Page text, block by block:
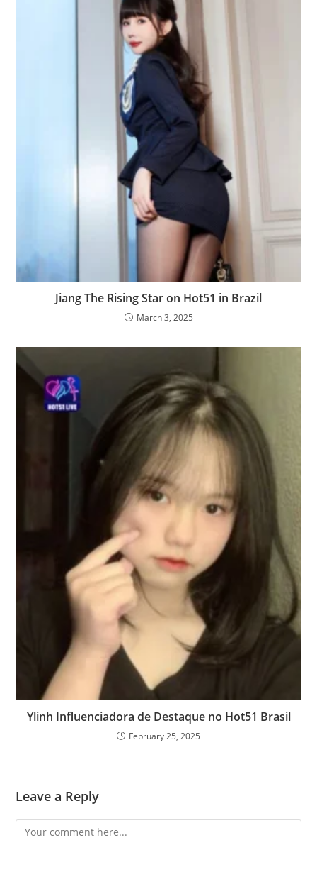
Jiang The Rising Star on Hot51 in Brazil
March 3, 2025
Ylinh Influenciadora de Destaque no Hot51 Brasil
February 25, 2025
Leave a Reply